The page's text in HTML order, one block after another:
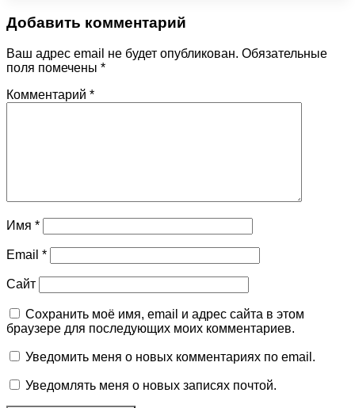
Добавить комментарий
Ваш адрес email не будет опубликован. Обязательные
поля помечены *
Комментарий *
Имя *
Email *
Сайт
Сохранить моё имя, email и адрес сайта в этом
браузере для последующих моих комментариев.
Уведомить меня о новых комментариях по email.
Уведомлять меня о новых записях почтой.